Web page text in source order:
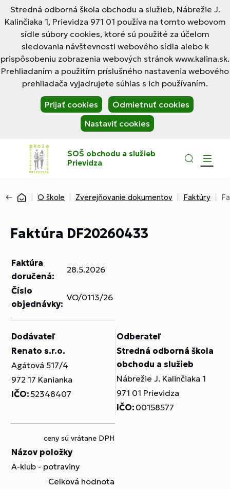
Stredná odborná škola obchodu a služieb, Nábrežie J.
Kalinčiaka 1, Prievidza 971 01 používa na tomto webovom
sídle súbory cookies, ktoré sú použité za účelom
sledovania návštevnosti webového sídla alebo k
prispôsobeniu zobrazenia webových stránok www.kalina.sk.
Prehliadaním a použitím príslušného nastavenia webového
prehliadača vyjadrujete súhlas s ich používaním.
Prijať cookies
Odmietnuť cookies
Nastaviť cookies
SOŠ obchodu a služieb
Prievidza
O škole Zverejňovanie dokumentov Faktúry
Faktúra DF20260433
Faktúra
doručená:
28.5.2026
Číslo
objednávky:
VO/0113/26
Dodávateľ
Renato s.r.o.
Agátová 517/4
972 17 Kanianka
IČO: 52348407
Odberateľ
Stredná odborná škola
obchodu a služieb
Nábrežie J. Kalinčiaka 1
971 01 Prievidza
IČO: 00158577
ceny sú vrátane DPH
Názov položky
A-klub - potraviny
Celková hodnota